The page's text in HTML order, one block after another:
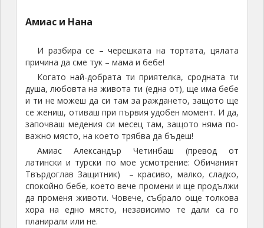
Амиас и Нана
И разбира се – черешката на тортата, цялата
причина да сме тук – мама и бебе!
Когато най-добрата ти приятелка, сродната ти
душа, любовта на живота ти (една от), ще има бебе
и ти не можеш да си там за раждането, защото ще
се жениш, отиваш при първия удобен момент. И да,
започваш медения си месец там, защото няма по-
важно място, на което трябва да бъдеш!
Амиас Александър Четинбаш (превод от
латински и турски по мое усмотрение: Обичаният
Твърдоглав Защитник) – красиво, малко, сладко,
спокойно бебе, което вече промени и ще продължи
да променя животи. Човече, събрало още толкова
хора на едно място, независимо те дали са го
планирали или не.